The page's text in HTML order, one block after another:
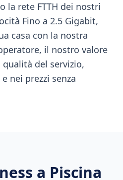
la rete FTTH dei nostri
Fino a 2.5 Gigabit,
casa con la nostra
il nostro valore
del servizio,
nei prezzi senza
a Piscina